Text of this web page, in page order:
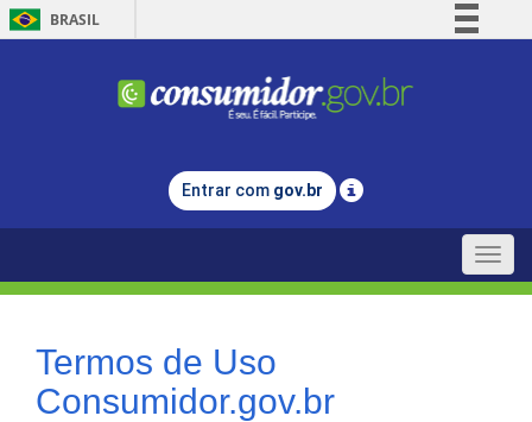
BRASIL
Comunica BR
Legislação
Entrar com gov.br
Toggle
Termos de Uso
Consumidor.gov.br